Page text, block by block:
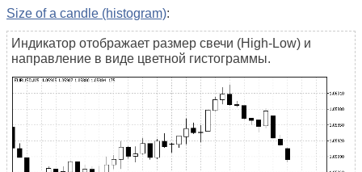
Size of a candle (histogram):
Индикатор отображает размер свечи (High-Low) и
направление в виде цветной гистограммы.